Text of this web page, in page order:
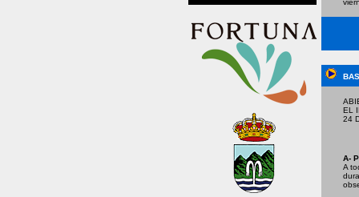
EL
24
A-
A